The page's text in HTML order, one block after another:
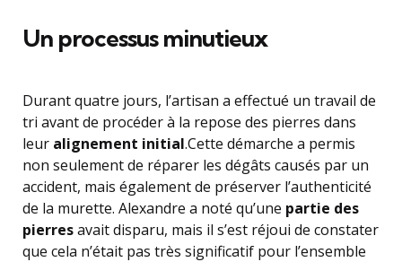
Un processus minutieux
Durant quatre jours, l’artisan a effectué un travail de
tri avant de procéder à la repose des pierres dans
leur alignement initial.Cette démarche a permis
non seulement de réparer les dégâts causés par un
accident, mais également de préserver l’authenticité
de la murette. Alexandre a noté qu’une partie des
pierresavait disparu, mais il s’est réjoui de constater
que cela n’était pas très significatif pour l’ensemble